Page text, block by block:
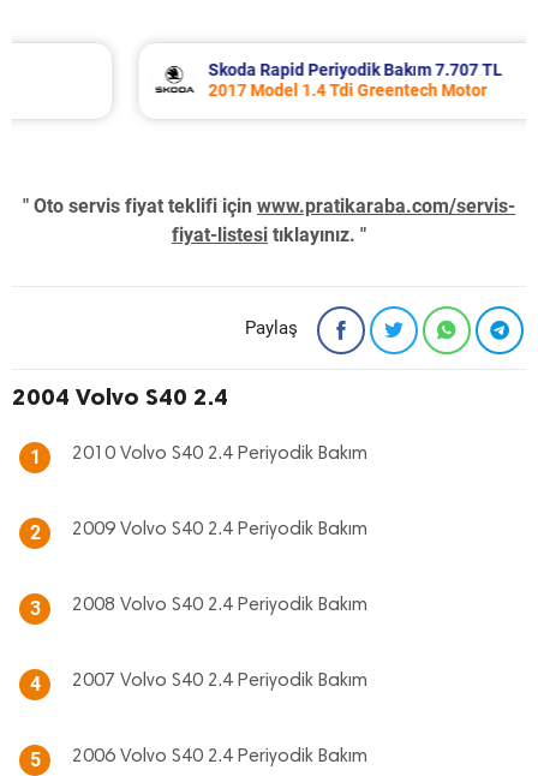
Skoda Rapid Periyodik Bakım 7.707 TL
2017 Model 1.4 Tdi Greentech Motor
" Oto servis fiyat teklifi için www.pratikaraba.com/servis-
fiyat-listesi tıklayınız. "
Paylaş
2004 Volvo S40 2.4
1 2010 Volvo S40 2.4 Periyodik Bakım
2 2009 Volvo S40 2.4 Periyodik Bakım
3 2008 Volvo S40 2.4 Periyodik Bakım
4 2007 Volvo S40 2.4 Periyodik Bakım
5 2006 Volvo S40 2.4 Periyodik Bakım